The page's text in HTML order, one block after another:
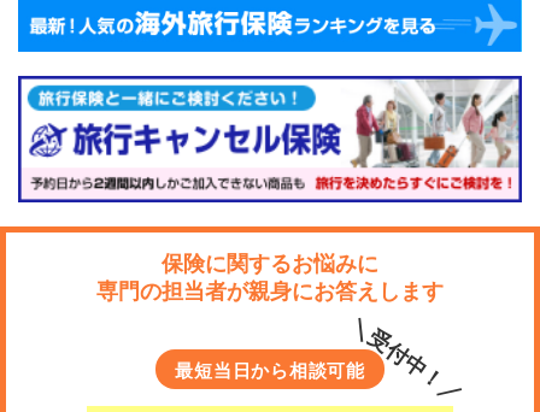
保険に関するお悩みに
専門の担当者が親身にお答えします
最短当日から相談可能＼受付中！／